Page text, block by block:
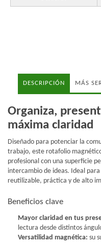
DESCRIPCIÓN MÁS
Organiza,
máxima claridad
Diseñado para potenciar la
trabajo, este rotafolio
profesional con una superficie
intercambio de ideas. Ideal
reutilizable, práctica y de alto
Beneficios clave
Mayor claridad en tus
lectura desde distintos
Versatilidad magnética: su